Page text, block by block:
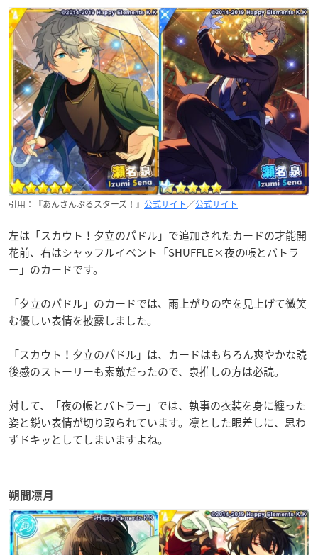
引用：『あんさんぶるスターズ！』 公式サイト／公式サイト
左は「スカウト！夕立のパドル」で追加されたカードの才能開
花前、右はシャッフルイベント「SHUFFLE×夜の帳とバトラ
ー」のカードです。
「夕立のパドル」のカードでは、雨上がりの空を見上げて微笑
む優しい表情を披露しました。
「スカウト！夕立のパドル」は、カードはもちろん爽やかな読
後感のストーリーも素敵だったので、泉推しの方は必読。
対して、「夜の帳とバトラー」では、執事の衣装を身に纏った
姿と鋭い表情が切り取られています。 凛とした眼差しに、思わ
ずドキッとしてしまいますよね。
朔間凛月